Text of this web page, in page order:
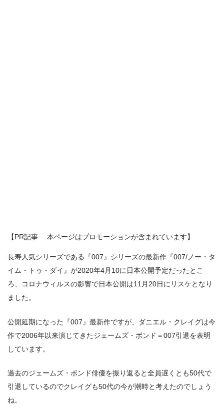
【PR記事 本ページはプロモーションが含まれています】
長寿人気シリーズである『007』シリーズの最新作『007/ノー・タ
イム・トゥ・ダイ』が2020年4月10に日本公開予定だったとこ
ろ、コロナウィルスの影響で日本公開は11月20日にリスケとなり
ました。
公開延期になった『007』最新作ですが、ダニエル・クレイグは今
作で2006年以来演じてきたジェームズ・ボンド＝007引退を表明
しています。
過去のジェームズ・ボンド俳優を振り返ると全員遅くとも50代で
引退しているのでクレイグも50代の今が潮時と考えたのでしょう
ね。